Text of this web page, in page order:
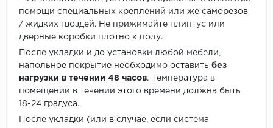
помощи специальных креплений или же саморезов
/ жидких гвоздей. Не прижимайте плинтус или
дверные коробки плотно к полу.
После укладки и до установки любой мебели,
напольное покрытие необходимо оставить без
нагрузки в течении 48 часов. Температура в
помещении в течении этого времени должна быть
18-24 градуса.
После укладки (или в случае, если система